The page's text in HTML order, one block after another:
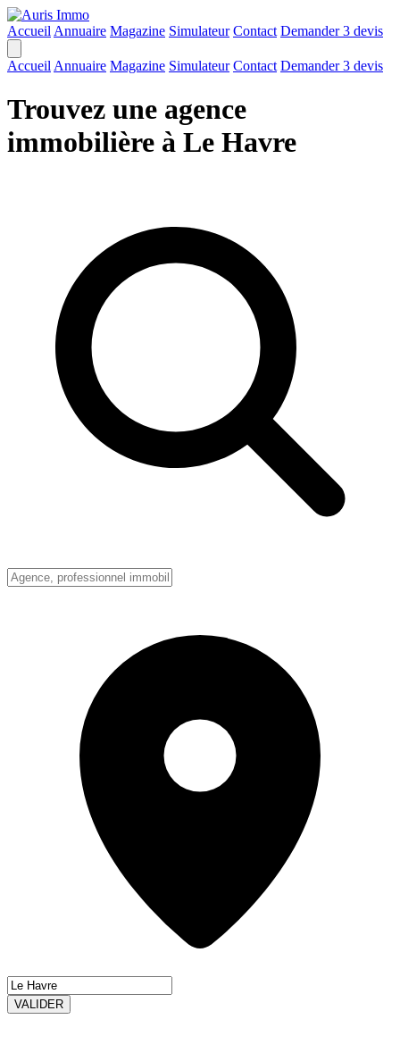
Accueil Annuaire Magazine Simulateur Contact Demander 3 devis
Accueil Annuaire Magazine Simulateur Contact Demander 3 devis
Trouvez une agence
immobilière à Le Havre
VALIDER